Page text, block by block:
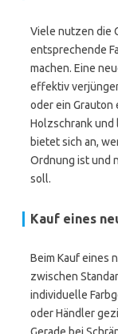
Viele nutzen die
entsprechende
machen. Eine
effektiv
oder ein Grauton
Holzschrank und
bietet sich an,
Ordnung ist und
soll.
Kauf eines
Beim Kauf eines
zwischen
individuelle
oder Händler